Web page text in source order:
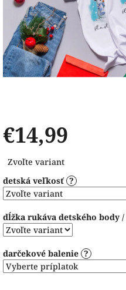
€14,99
cena:
Zvoľte variant
detská veľkosť ?
dĺžka rukáva detského body
darčekové balenie ?